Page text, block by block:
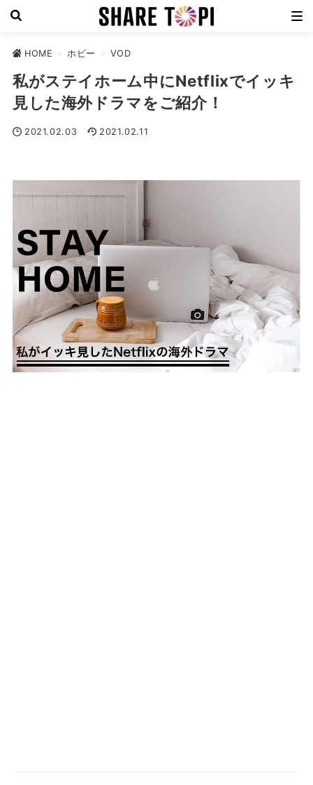
HOME > ホビー > VOD
私がステイホーム中にNetflixでイッキ
見した海外ドラマをご紹介！
2021.02.03 2021.02.11